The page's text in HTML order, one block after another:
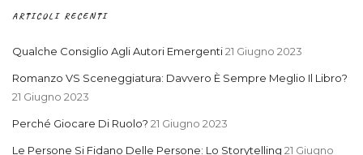
ARTICOLI RECENTI
Qualche Consiglio Agli Autori Emergenti21 Giugno 2023
Romanzo VS Sceneggiatura: Davvero È Sempre Meglio Il Libro?
21 Giugno 2023
Perché Giocare Di Ruolo? 21 Giugno 2023
Le Persone Si Fidano Delle Persone: Lo Storytelling 21 Giugno